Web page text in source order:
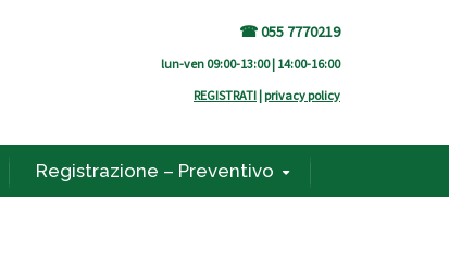
☎ 055 7770219
lun-ven 09:00-13:00 | 14:00-16:00
REGISTRATI | privacy policy
Registrazione – Preventivo